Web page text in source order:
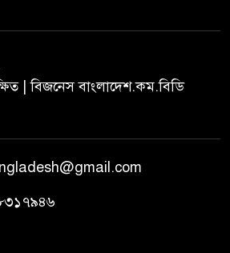
| বিজনেস বাংলাদেশ.কম.বিডি